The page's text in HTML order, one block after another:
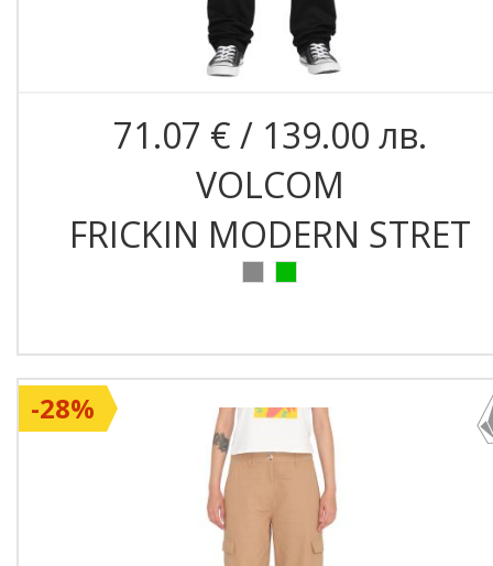
71.07 € / 139.00 лв.
VOLCOM
FRICKIN MODERN STRET
-28%